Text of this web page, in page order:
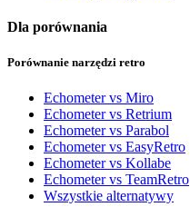
Dla porównania
Porównanie narzędzi retro
Echometer vs Miro
Echometer vs Retrium
Echometer vs Parabol
Echometer vs EasyRetro
Echometer vs Kollabe
Echometer vs TeamRetro
Wszystkie alternatywy